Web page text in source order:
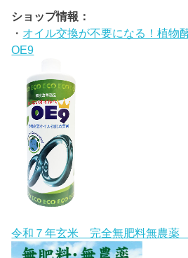
ショップ情報：
・ オイル交換が不要になる！植物
OE9
令和７年玄米 完全無肥料無農薬